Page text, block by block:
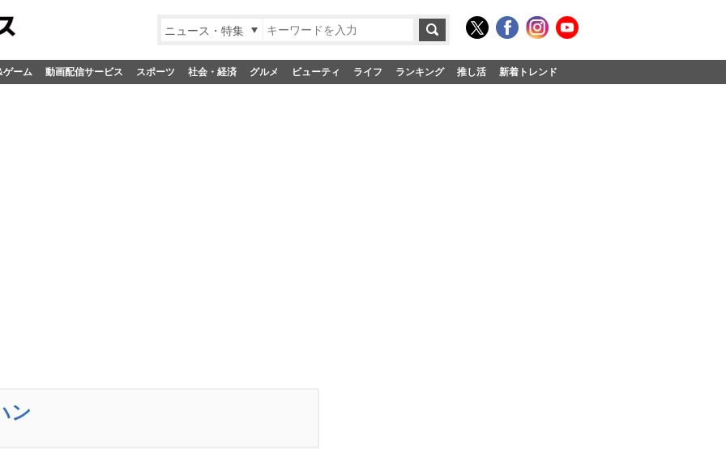
ニュース・特集
ゲーム 動画配信サービス スポーツ 社会・経済 グルメ ビューティ ライフ ランキング 推し活 新着トレンド
ン